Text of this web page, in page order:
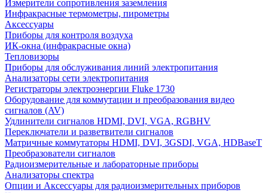
Измерители сопротивления заземления
Инфракрасные термометры, пирометры
Аксессуары
Приборы для контроля воздуха
ИК-окна (инфракрасные окна)
Тепловизоры
Приборы для обслуживания линий электропитания
Анализаторы сети электропитания
Регистраторы электроэнергии Fluke 1730
Оборудование для коммутации и преобразования видео
сигналов (AV)
Удлинители сигналов HDMI, DVI, VGA, RGBHV
Переключатели и разветвители сигналов
Матричные коммутаторы HDMI, DVI, 3GSDI, VGA, HDBaseT
Преобразователи сигналов
Радиоизмерительные и лабораторные приборы
Анализаторы спектра
Опции и Аксессуары для радиоизмерительных приборов